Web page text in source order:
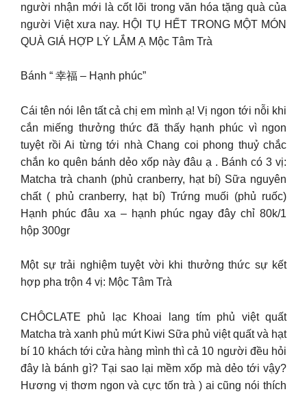
người nhận mới là cốt lõi trong văn hóa tặng quà của
người Việt xưa nay. HỘI TỤ HẾT TRONG MỘT MÓN
QUÀ GIÁ HỢP LÝ LẮM Ạ Mộc Tâm Trà
Bánh “ 幸福 – Hạnh phúc”
Cái tên nói lên tất cả chị em mình ạ! Vị ngon tới nỗi khi
cắn miếng thưởng thức đã thấy hạnh phúc vì ngon
tuyệt rồi Ai từng tới nhà Chang coi phong thuỷ chắc
chắn ko quên bánh dẻo xốp này đâu ạ . Bánh có 3 vị:
Matcha trà chanh (phủ cranberry, hạt bí) Sữa nguyên
chất ( phủ cranberry, hạt bí) Trứng muối (phủ ruốc)
Hạnh phúc đâu xa – hạnh phúc ngay đây chỉ 80k/1
hộp 300gr
Một sự trải nghiệm tuyệt vời khi thưởng thức sự kết
hợp pha trộn 4 vị: Mộc Tâm Trà
CHÔCLATE phủ lạc Khoai lang tím phủ việt quất
Matcha trà xanh phủ mứt Kiwi Sữa phủ việt quất và hạt
bí 10 khách tới cửa hàng mình thì cả 10 người đều hỏi
đây là bánh gì? Tại sao lại mềm xốp mà dẻo tới vậy?
Hương vị thơm ngon và cực tốn trà ) ai cũng nói thích